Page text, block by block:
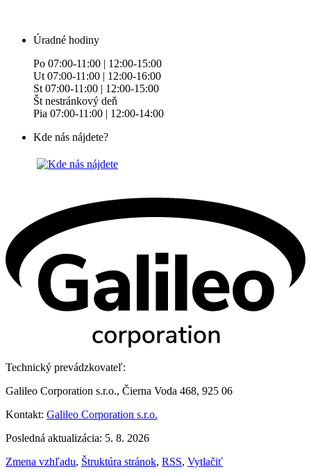
Úradné hodiny
Po 07:00-11:00 | 12:00-15:00
Ut 07:00-11:00 | 12:00-16:00
St 07:00-11:00 | 12:00-15:00
Št nestránkový deň
Pia 07:00-11:00 | 12:00-14:00
Kde nás nájdete?
Technický prevádzkovateľ:
Galileo Corporation s.r.o., Čierna Voda 468, 925 06
Kontakt: Galileo Corporation s.r.o.
Posledná aktualizácia: 5. 8. 2026
Zmena vzhľadu, Štruktúra stránok, RSS, Vytlačiť